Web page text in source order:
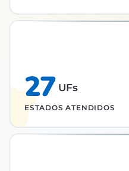
27 UFs
ESTADOS ATENDIDOS